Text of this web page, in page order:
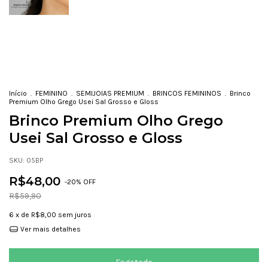
Início . FEMININO . SEMIJOIAS PREMIUM . BRINCOS FEMININOS . Brinco
Premium Olho Grego Usei Sal Grosso e Gloss
Brinco Premium Olho Grego
Usei Sal Grosso e Gloss
SKU: 05BP
R$48,00 -20% OFF
R$59,90
6 x de R$8,00 sem juros
Ver mais detalhes